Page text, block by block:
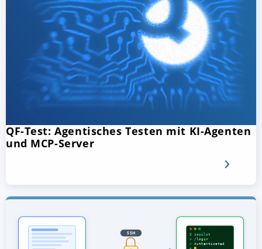
QF-Test: Agentisches Testen mit KI-Agenten
und MCP-Server